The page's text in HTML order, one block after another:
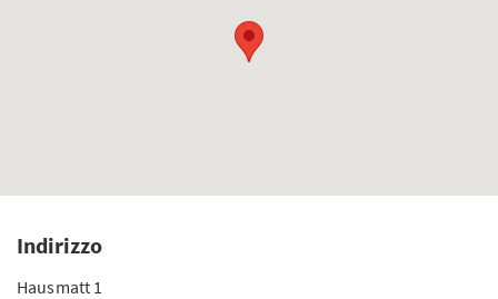
Indirizzo
Hausmatt 1